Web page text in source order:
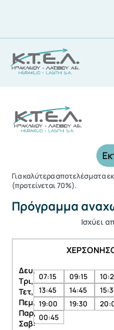
Για καλύτερα αποτελέσματα
(προτείνεται 70%).
Πρόγραμμα
Ισχύει
Δευ,
Τρι,
Τετ,
Πεμ,
Παρ,
Σαβ:
07:15 09:15
13:45
14:45
19:00
19:30
00:45